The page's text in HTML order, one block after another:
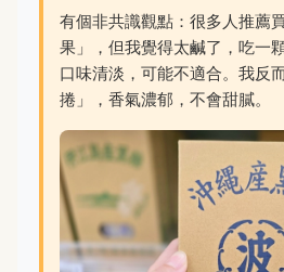
有個非共識觀點：很多人推薦
果」，但我覺得太鹹了，吃一
口味清淡，可能不適合。我反
捲」，香氣濃郁，不會甜膩。